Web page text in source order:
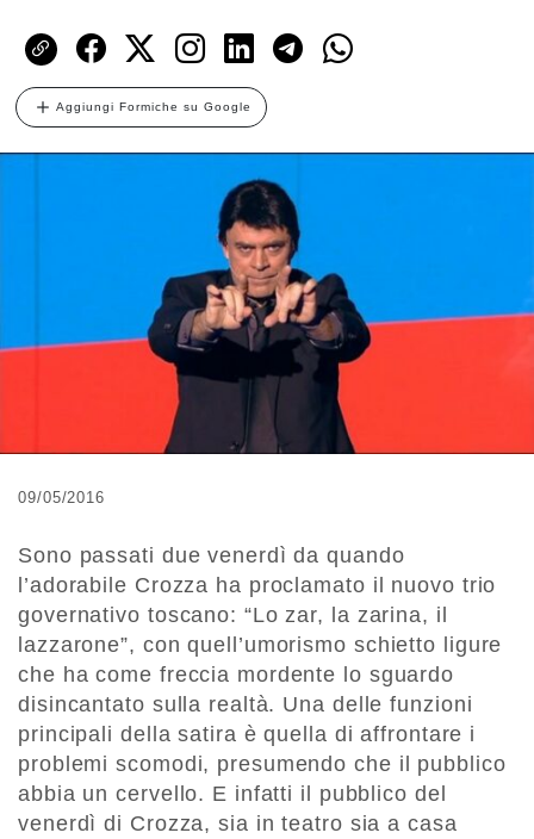
Aggiungi Formiche su Google
09/05/2016
Sono passati due venerdì da quando
l’adorabile Crozza ha proclamato il nuovo trio
governativo toscano: “Lo zar, la zarina, il
lazzarone”, con quell’umorismo schietto ligure
che ha come freccia mordente lo sguardo
disincantato sulla realtà. Una delle funzioni
principali della satira è quella di affrontare i
problemi scomodi, presumendo che il pubblico
abbia un cervello. E infatti il pubblico del
venerdì di Crozza, sia in teatro sia a casa